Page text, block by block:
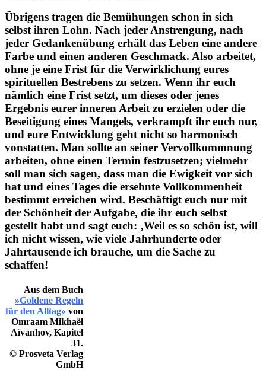
Übrigens tragen die Bemühungen schon in sich
selbst ihren Lohn. Nach jeder Anstrengung, nach
jeder Gedankenübung erhält das Leben eine andere
Farbe und einen anderen Geschmack. Also arbeitet,
ohne je eine Frist für die Verwirklichung eures
spirituellen Bestrebens zu setzen. Wenn ihr euch
nämlich eine Frist setzt, um dieses oder jenes
Ergebnis eurer inneren Arbeit zu erzielen oder die
Beseitigung eines Mangels, verkrampft ihr euch nur,
und eure Entwicklung geht nicht so harmonisch
vonstatten. Man sollte an seiner Vervollkommnung
arbeiten, ohne einen Termin festzusetzen; vielmehr
soll man sich sagen, dass man die Ewigkeit vor sich
hat und eines Tages die ersehnte Vollkommenheit
bestimmt erreichen wird. Beschäftigt euch nur mit
der Schönheit der Aufgabe, die ihr euch selbst
gestellt habt und sagt euch: ‚Weil es so schön ist, will
ich nicht wissen, wie viele Jahrhunderte oder
Jahrtausende ich brauche, um die Sache zu
schaffen!
Aus dem Buch
»Goldene Regeln
für den Alltag« von
Omraam Mikhaël
Aïvanhov, Kapitel
31.
© Prosveta Verlag
GmbH